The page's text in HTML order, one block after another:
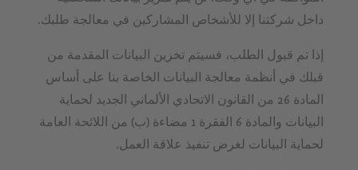
داخل شركتنا إلا للأشخاص المشاركين في معالجة طلبك.
إذا تم قبول الطلب، فسيتم تخزين البيانات المقدمة من
قبلك في أنظمة معالجة البيانات الخاصة بنا على أساس
المادة 26 من القانون الاتحادي الألماني الجديد لحماية
البيانات والمادة 6 الفقرة 1 مضاءة (ب) من اللائحة العامة
لحماية البيانات لغرض تنفيذ علاقة العمل.